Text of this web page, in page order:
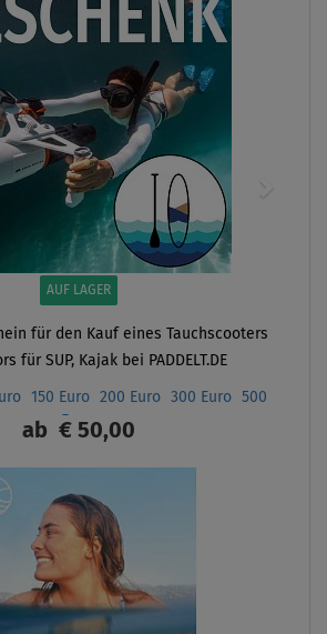
AUF LAGER
für den Kauf eines Tauchscooters
für SUP, Kajak bei PADDELT.DE
150 Euro 200 Euro 300 Euro
500
Euro
ab € 50,00